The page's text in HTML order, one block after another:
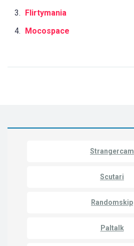
Flirtymania
Mocospace
Strangercam
Scutari
Randomskip
Paltalk